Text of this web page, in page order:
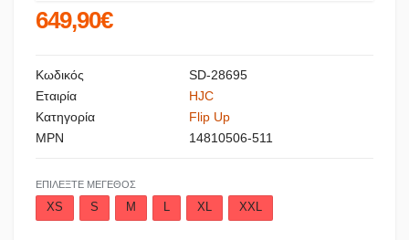
649,90€
Κωδικός
SD-28695
Εταιρία
HJC
Κατηγορία
Flip Up
MPN
14810506-511
ΕΠΙΛΈΞΤΕ ΜΈΓΕΘΟΣ
XS S M L XL XXL